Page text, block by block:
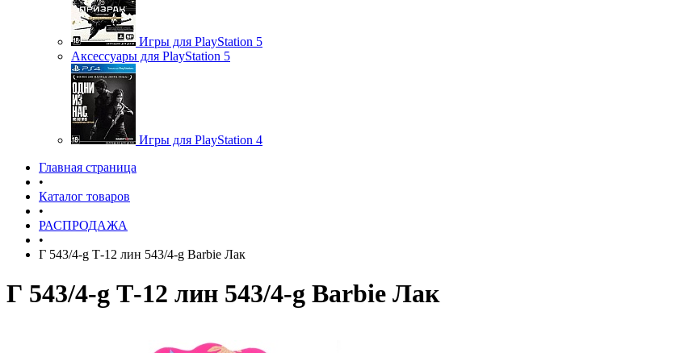
Игры для PlayStation 5
Аксессуары для PlayStation 5
Игры для PlayStation 4
Главная страница
•
Каталог товаров
•
РАСПРОДАЖА
•
Г 543/4-g Т-12 лин 543/4-g Barbie Лак
Г 543/4-g Т-12 лин 543/4-g Barbie Лак